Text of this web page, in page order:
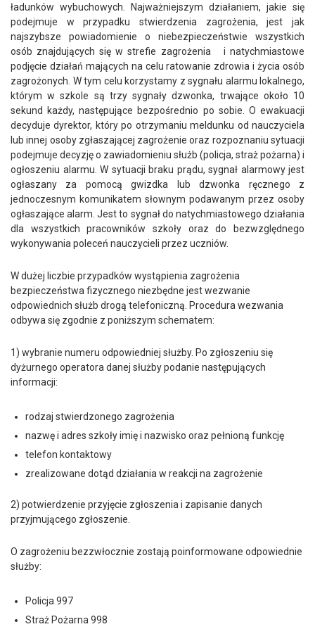
ładunków wybuchowych. Najważniejszym działaniem, jakie się
podejmuje w przypadku stwierdzenia zagrożenia, jest jak
najszybsze powiadomienie o niebezpieczeństwie wszystkich
osób znajdujących się w strefie zagrożenia i natychmiastowe
podjęcie działań mających na celu ratowanie zdrowia i życia osób
zagrożonych. W tym celu korzystamy z sygnału alarmu lokalnego,
którym w szkole są trzy sygnały dzwonka, trwające około 10
sekund każdy, następujące bezpośrednio po sobie. O ewakuacji
decyduje dyrektor, który po otrzymaniu meldunku od nauczyciela
lub innej osoby zgłaszającej zagrożenie oraz rozpoznaniu sytuacji
podejmuje decyzję o zawiadomieniu służb (policja, straż pożarna) i
ogłoszeniu alarmu. W sytuacji braku prądu, sygnał alarmowy jest
ogłaszany za pomocą gwizdka lub dzwonka ręcznego z
jednoczesnym komunikatem słownym podawanym przez osoby
ogłaszające alarm. Jest to sygnał do natychmiastowego działania
dla wszystkich pracowników szkoły oraz do bezwzględnego
wykonywania poleceń nauczycieli przez uczniów.
W dużej liczbie przypadków wystąpienia zagrożenia
bezpieczeństwa fizycznego niezbędne jest wezwanie
odpowiednich służb drogą telefoniczną. Procedura wezwania
odbywa się zgodnie z poniższym schematem:
1) wybranie numeru odpowiedniej służby. Po zgłoszeniu się
dyżurnego operatora danej służby podanie następujących
informacji:
rodzaj stwierdzonego zagrożenia
nazwę i adres szkoły imię i nazwisko oraz pełnioną funkcję
telefon kontaktowy
zrealizowane dotąd działania w reakcji na zagrożenie
2) potwierdzenie przyjęcie zgłoszenia i zapisanie danych
przyjmującego zgłoszenie.
O zagrożeniu bezzwłocznie zostają poinformowane odpowiednie
służby:
Policja 997
Straż Pożarna 998